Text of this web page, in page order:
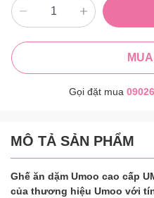
Gọi đặt mua
MÔ TẢ SẢN PHẨM
Ghế ăn dặm Umoo cao cấp
của thương hiệu Umoo với